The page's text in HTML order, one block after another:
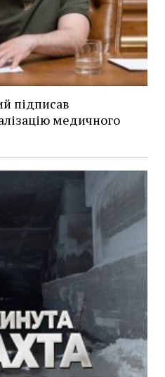
підписав
медичного